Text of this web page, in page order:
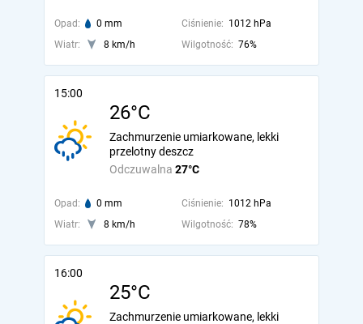
Opad: 0 mm Ciśnienie: 1012 hPa
Wiatr:
8 km/h Wilgotność: 76%
15:00
26°C
Odczuwalna 27°C
Zachmurzenie umiarkowane, lekki
przelotny deszcz
Opad: 0 mm Ciśnienie: 1012 hPa
Wiatr:
8 km/h Wilgotność: 78%
16:00
25°C
Zachmurzenie umiarkowane, lekki